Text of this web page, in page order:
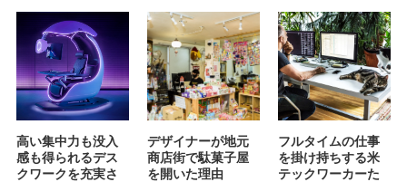
高い集中力も没入
感も得られるデス
クワークを充実さ
デザイナーが地元
商店街で駄菓子屋
を開いた理由
フルタイムの仕事
を掛け持ちする米
テックワーカーた